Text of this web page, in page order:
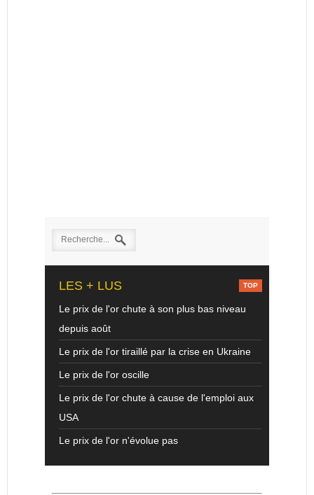
LES + LUS
Le prix de l'or chute à son plus bas niveau
depuis août
Le prix de l'or tiraillé par la crise en Ukraine
Le prix de l'or oscille
Le prix de l'or chute à cause de l'emploi aux
USA
Le prix de l'or n'évolue pas